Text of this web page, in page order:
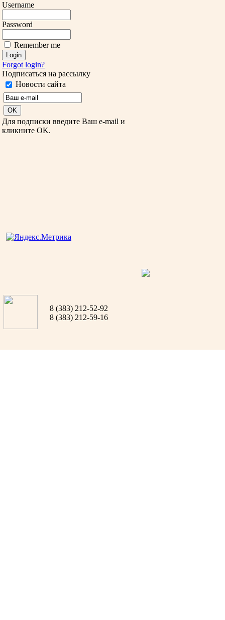
Username
Password
Remember me
Forgot login?
Подписаться на рассылку
Новости сайта
Для подписки введите Ваш e-mail и
кликните OK.
8 (383) 212-52-92
8 (383) 212-59-16